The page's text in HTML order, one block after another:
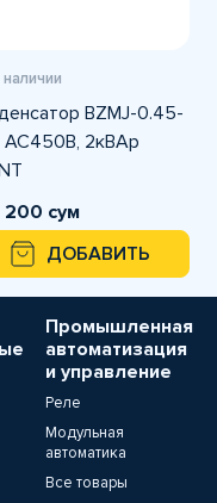
BZMJ-0.45-
АС450В, 2кВАр
200 сум
ДОБАВИТЬ
Промышленная
автоматизация
и управление
Реле
Модульная
автоматика
Все товары